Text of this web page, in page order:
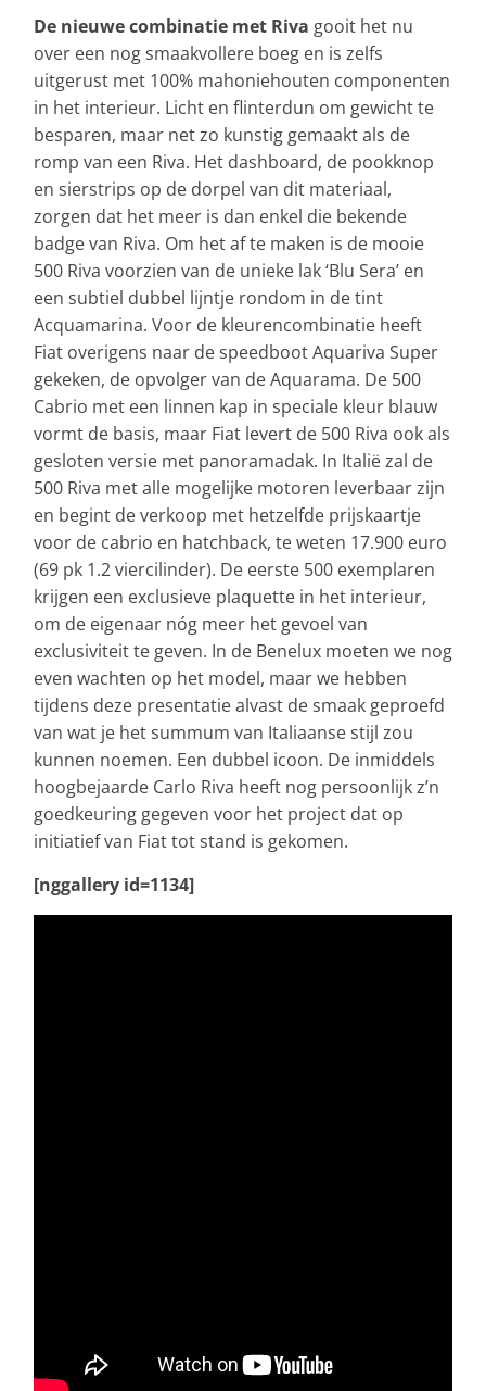
De nieuwe combinatie met Riva gooit het nu
over een nog smaakvollere boeg en is zelfs
uitgerust met 100% mahoniehouten componenten
in het interieur. Licht en flinterdun om gewicht te
besparen, maar net zo kunstig gemaakt als de
romp van een Riva. Het dashboard, de pookknop
en sierstrips op de dorpel van dit materiaal,
zorgen dat het meer is dan enkel die bekende
badge van Riva. Om het af te maken is de mooie
500 Riva voorzien van de unieke lak ‘Blu Sera’ en
een subtiel dubbel lijntje rondom in de tint
Acquamarina. Voor de kleurencombinatie heeft
Fiat overigens naar de speedboot Aquariva Super
gekeken, de opvolger van de Aquarama. De 500
Cabrio met een linnen kap in speciale kleur blauw
vormt de basis, maar Fiat levert de 500 Riva ook als
gesloten versie met panoramadak. In Italië zal de
500 Riva met alle mogelijke motoren leverbaar zijn
en begint de verkoop met hetzelfde prijskaartje
voor de cabrio en hatchback, te weten 17.900 euro
(69 pk 1.2 viercilinder). De eerste 500 exemplaren
krijgen een exclusieve plaquette in het interieur,
om de eigenaar nóg meer het gevoel van
exclusiviteit te geven. In de Benelux moeten we nog
even wachten op het model, maar we hebben
tijdens deze presentatie alvast de smaak geproefd
van wat je het summum van Italiaanse stijl zou
kunnen noemen. Een dubbel icoon. De inmiddels
hoogbejaarde Carlo Riva heeft nog persoonlijk z’n
goedkeuring gegeven voor het project dat op
initiatief van Fiat tot stand is gekomen.
[nggallery id=1134]